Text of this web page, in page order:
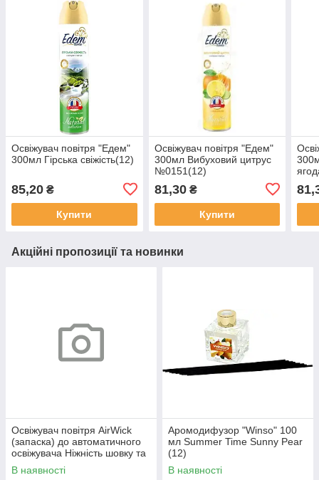
Освіжувач повітря "Едем"
300мл Гірська свіжість(12)
85,20 ₴
Купити
Освіжувач повітря "Едем"
300мл Вибуховий цитрус
№0151(12)
81,30₴
Купити
Акційні пропозиції та новинки
Освіжувач повітря AirWick
(запаска) до автоматичного
освіжувача Ніжність шовку та
лілії 250мл №0911
В наявності
Аромодифузор "Winso" 100
мл Summer Time Sunny Pear
(12)
В наявності